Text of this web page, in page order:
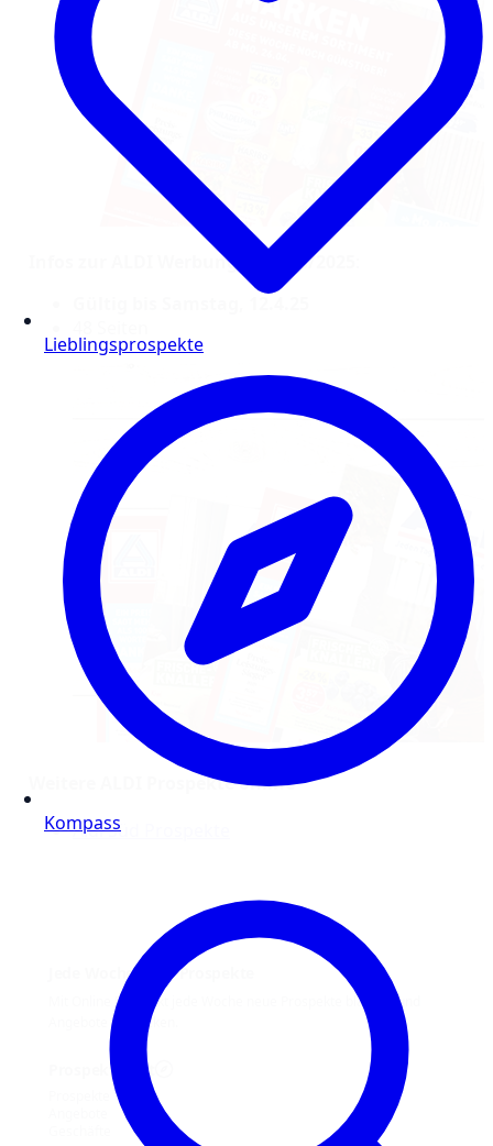
Infos zur ALDI Werbung – KW 15/2025
Weitere ALDI Prospekte online
Aldi Süd Prospekte
Jede Woche neue Prospekte
Mit Online Prospekt jede Woche neue Prospekte blättern und
Angebote entdecken.
Prospekt-Welt
Lieblingsprospekte
Kompass